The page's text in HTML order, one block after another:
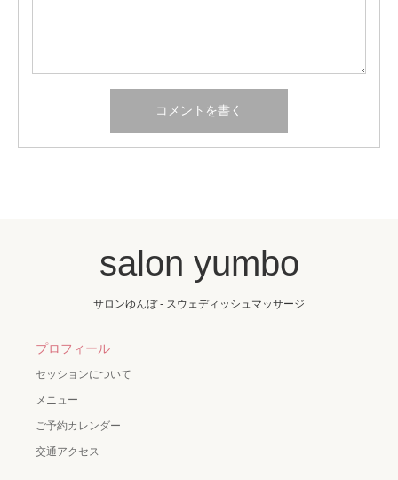
salon yumbo
サロンゆんぼ - スウェディッシュマッサージ
プロフィール
セッションについて
メニュー
ご予約カレンダー
交通アクセス